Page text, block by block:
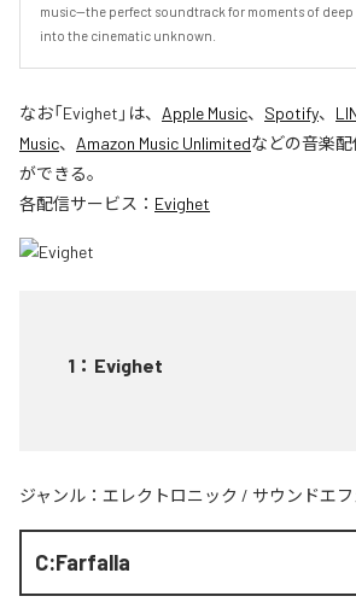
music—the perfect soundtrack for moments of
into the cinematic unknown.
なお「Evighet 」は、 Apple Music、 Spotify、
Music、 Amazon Music Unlimitedなどの音楽
ができる。
各配信サービス： Evighet
1 ： Evighet
ジャンル： エレクトロニック / サウンドエ
C:Farfalla